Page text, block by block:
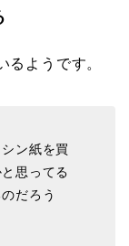
るようです。
ン紙を買
思ってる
だろう